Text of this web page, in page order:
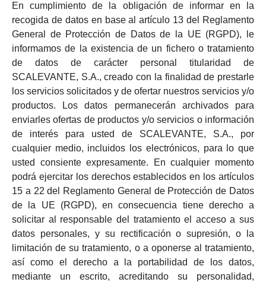
En cumplimiento de la obligación de informar en la
recogida de datos en base al artículo 13 del Reglamento
General de Protección de Datos de la UE (RGPD), le
informamos de la existencia de un fichero o tratamiento
de datos de carácter personal titularidad de
SCALEVANTE, S.A., creado con la finalidad de prestarle
los servicios solicitados y de ofertar nuestros servicios y/o
productos. Los datos permanecerán archivados para
enviarles ofertas de productos y/o servicios o información
de interés para usted de SCALEVANTE, S.A., por
cualquier medio, incluidos los electrónicos, para lo que
usted consiente expresamente. En cualquier momento
podrá ejercitar los derechos establecidos en los artículos
15 a 22 del Reglamento General de Protección de Datos
de la UE (RGPD), en consecuencia tiene derecho a
solicitar al responsable del tratamiento el acceso a sus
datos personales, y su rectificación o supresión, o la
limitación de su tratamiento, o a oponerse al tratamiento,
así como el derecho a la portabilidad de los datos,
mediante un escrito, acreditando su personalidad,